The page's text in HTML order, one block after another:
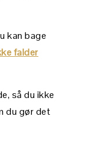
kan bage
falder
så du ikke
du gør det